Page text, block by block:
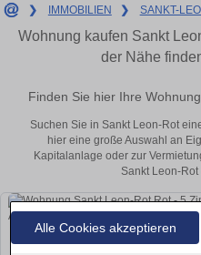
Alle Cookies akzeptieren
❯ IMMOBILIEN ❯ SANKT-
Wohnung kaufen Sankt
der Nähe
Finden Sie hier Ihre
Suchen Sie in Sankt Leon-Rot
hier eine große Auswahl an
Kapitalanlage oder zur
Sankt Leon-